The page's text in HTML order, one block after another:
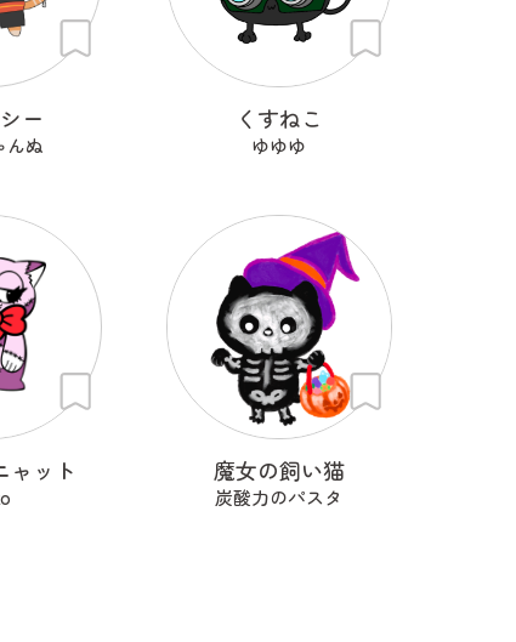
ー
んぬ
くすねこ
ゆゆゆ
ャット 魔女の飼い猫
炭酸力のパスタ